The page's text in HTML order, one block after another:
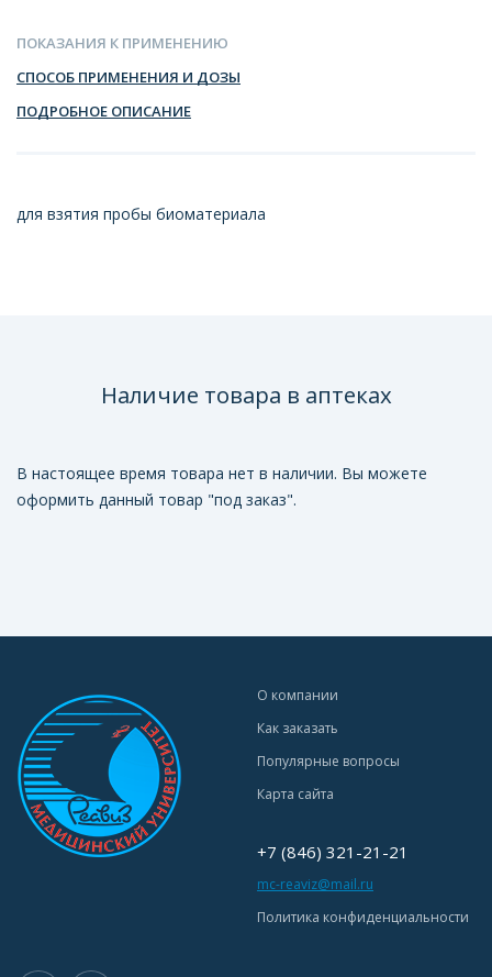
ПОКАЗАНИЯ К ПРИМЕНЕНИЮ
СПОСОБ ПРИМЕНЕНИЯ И ДОЗЫ
ПОДРОБНОЕ ОПИСАНИЕ
для взятия пробы биоматериала
Наличие товара в аптеках
В настоящее время товара нет в наличии. Вы можете
оформить данный товар "под заказ".
О компании
Как заказать
Популярные вопросы
Карта сайта
+7 (846) 321-21-21
mc-reaviz@mail.ru
Политика конфиденциальности